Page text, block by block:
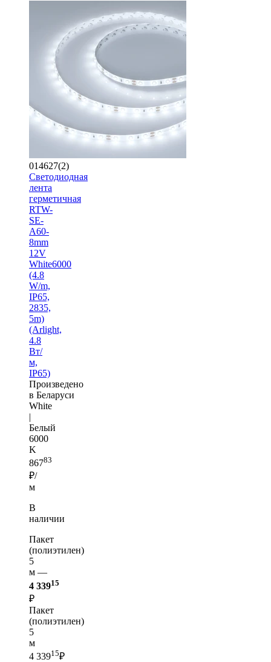
014627(2)
Светодиодная
лента
герметичная
RTW-
SE-
A60-
8mm
12V
White6000
(4.8
W/m,
IP65,
2835,
5m)
(Arlight,
4.8
Вт/
м,
IP65)
Произведено
в Беларуси
White
|
Белый
6000
K
86783
₽/
м
В
наличии
Пакет
(полиэтилен)
5
м —
4 33915
₽
Пакет
(полиэтилен)
5
м
4 33915₽